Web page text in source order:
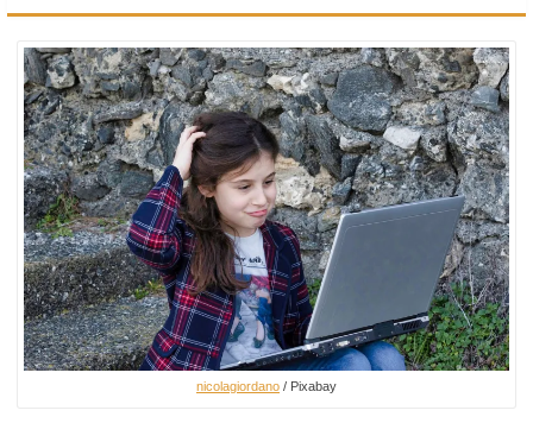
nicolagiordano / Pixabay